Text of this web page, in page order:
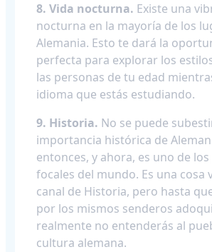
8. Vida nocturna. Existe una
nocturna en la mayoría de los
Alemania. Esto te dará la
perfecta para explorar los
las personas de tu edad
idioma que estás estudiando.
9. Historia. No se puede
importancia histórica de
entonces, y ahora, es uno de
focales del mundo. Es una cosa
canal de Historia, pero hasta
por los mismos senderos
realmente no entenderás al
cultura alemana.